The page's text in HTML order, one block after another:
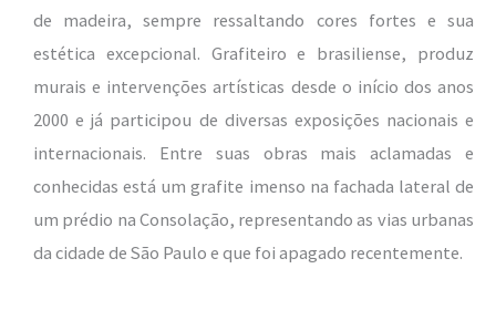
de madeira, sempre ressaltando cores fortes e sua
estética excepcional. Grafiteiro e brasiliense, produz
murais e intervenções artísticas desde o início dos anos
2000 e já participou de diversas exposições nacionais e
internacionais. Entre suas obras mais aclamadas e
conhecidas está um grafite imenso na fachada lateral de
um prédio na Consolação, representando as vias urbanas
da cidade de São Paulo e que foi apagado recentemente.